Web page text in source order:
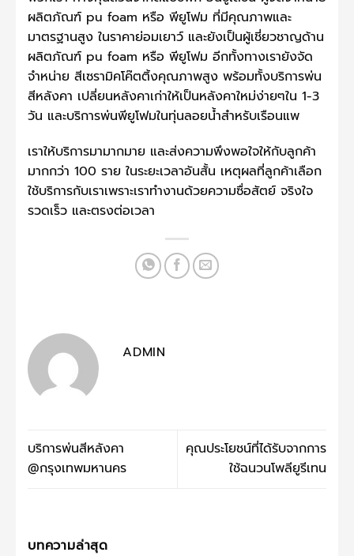
ผลิตภัณฑ์ pu foam หรือ พียูโฟม ที่มีคุณภาพและ
มาตรฐานสูง ในราคาย่อมเยาว์ และยังเป็นผู้เชี่ยวชาญด้าน
ผลิตภัณฑ์ pu foam หรือ พียูโฟม อีกทั้งทางเรายังจัด
จำหน่าย สีเซรามิคโค๊ตติ้งคุณภาพสูง พร้อมทั้งบริการพ่น
สีหลังคา เปลี่ยนหลังคาเก่าให้เป็นหลังคาใหม่ง่ายๆใน 1-3
วัน และบริการพ่นพียูโฟมในทุ่นลอยน้ำสำหรับเรือนแพ
เราให้บริการมามากมาย และส่งความพึงพอใจให้กับลูกค้า
มากกว่า 100 ราย ในระยะเวลาอันสั้น เหตุผลที่ลูกค้าเลือก
ใช้บริการกับเราเพราะเราทำงานด้วยความซื่อสัตย์ จริงใจ
รวดเร็ว และตรงต่อเวลา
ADMIN
บริการพ่นสีหลังคา
@กรุงเทพมหานคร
คุณประโยชน์ที่ได้รับจากการ
ใช้ฉนวนโพลียูรีเทน
บทความล่าสุด